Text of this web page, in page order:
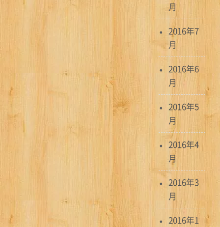
月
2016年7
月
2016年6
月
2016年5
月
2016年4
月
2016年3
月
2016年1